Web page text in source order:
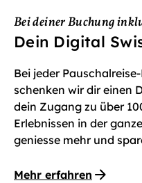
Bei deiner Buchung
Dein Digital
Bei jeder
schenken wir dir einen
dein Zugang zu über
Erlebnissen in der
geniesse mehr und
Mehr erfahren